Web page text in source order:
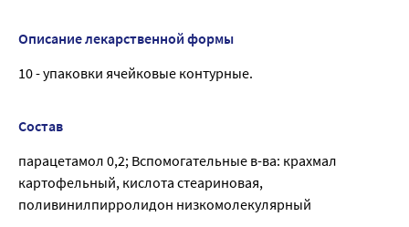
Описание лекарственной формы
10 - упаковки ячейковые контурные.
Состав
парацетамол 0,2; Вспомогательные в-ва: крахмал
картофельный, кислота стеариновая,
поливинилпирролидон низкомолекулярный